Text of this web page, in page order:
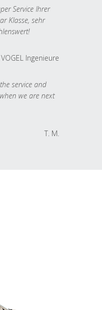
Service Ihrer
Klasse, sehr
Ingenieure
service and
we are next
T. M.